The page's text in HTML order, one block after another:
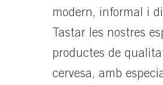
modern, informal i
Tastar les nostres
productes de
cervesa, amb